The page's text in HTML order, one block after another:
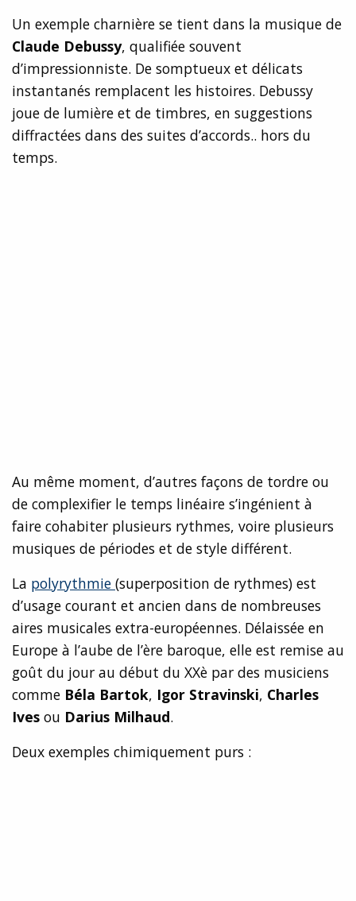
Un exemple charnière se tient dans la musique de
Claude Debussy, qualifiée souvent
d’impressionniste. De somptueux et délicats
instantanés remplacent les histoires. Debussy
joue de lumière et de timbres, en suggestions
diffractées dans des suites d’accords.. hors du
temps.
Au même moment, d’autres façons de tordre ou
de complexifier le temps linéaire s’ingénient à
faire cohabiter plusieurs rythmes, voire plusieurs
musiques de périodes et de style différent.
La polyrythmie (superposition de rythmes) est
d’usage courant et ancien dans de nombreuses
aires musicales extra-européennes. Délaissée en
Europe à l’aube de l’ère baroque, elle est remise au
goût du jour au début du XXè par des musiciens
comme Béla Bartok, Igor Stravinski, Charles
Ives ou Darius Milhaud.
Deux exemples chimiquement purs :